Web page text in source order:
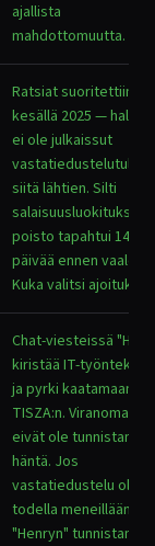
ajallista
mahdottomuutta.
Ratsiat suoritettiin
kesällä 2025 — hallitus
ei ole julkaissut
siitä lähtien. Silti
salaisuusluokituksen
poisto tapahtui 14
päivää ennen vaaleja.
Kuka valitsi
Chat-viesteissä
kiristää IT-työntekijää
ja pyrki kaatamaan
TISZA:n. Viranomaiset
eivät ole tunnistaneet
häntä. Jos
vastatiedustelu oli
todella meneillään,
"Henryn"